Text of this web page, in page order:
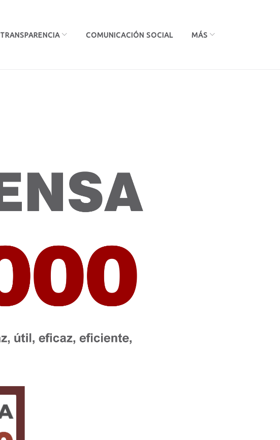
TRANSPARENCIA COMUNICACIÓN SOCIAL MÁS